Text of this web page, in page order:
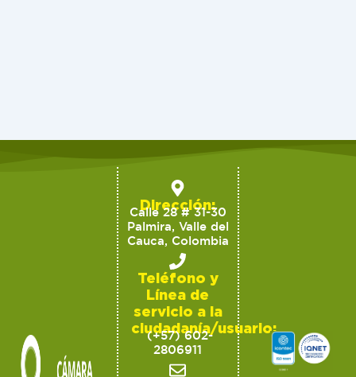
Dirección:
Calle 28 # 31-30
Palmira, Valle del
Cauca, Colombia
Teléfono y
Línea de
servicio a la
ciudadanía/usuario:
(+57) 602-
2806911